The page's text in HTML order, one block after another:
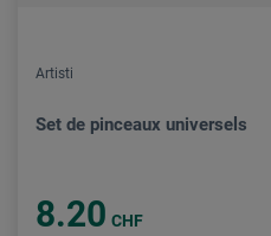
Artisti
Set de pinceaux universels
8.20 CHF